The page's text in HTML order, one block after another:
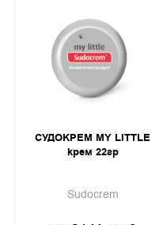
СУДОКРЕМ MY LITTLE
крем 22гр
Sudocrem